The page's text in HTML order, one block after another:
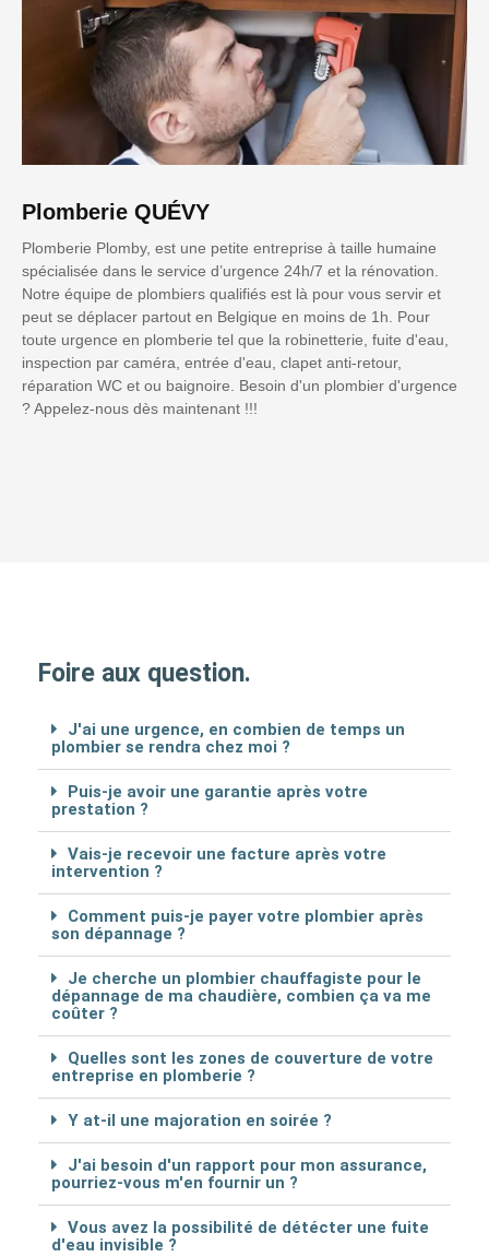
Plomberie QUÉVY
Plomberie Plomby, est une petite entreprise à taille humaine
spécialisée dans le service d’urgence 24h/7 et la rénovation.
Notre équipe de plombiers qualifiés est là pour vous servir et
peut se déplacer partout en Belgique en moins de 1h. Pour
toute urgence en plomberie tel que la robinetterie, fuite d'eau,
inspection par caméra, entrée d'eau, clapet anti-retour,
réparation WC et ou baignoire. Besoin d'un plombier d'urgence
? Appelez-nous dès maintenant !!!
Foire aux question.
J'ai une urgence, en combien de temps un
plombier se rendra chez moi ?
Puis-je avoir une garantie après votre
prestation ?
Vais-je recevoir une facture après votre
intervention ?
Comment puis-je payer votre plombier après
son dépannage ?
Je cherche un plombier chauffagiste pour le
dépannage de ma chaudière, combien ça va me
coûter ?
Quelles sont les zones de couverture de votre
entreprise en plomberie ?
Y at-il une majoration en soirée ?
J'ai besoin d'un rapport pour mon assurance,
pourriez-vous m'en fournir un ?
Vous avez la possibilité de détécter une fuite
d'eau invisible ?